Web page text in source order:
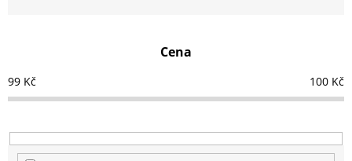
o
d
k
t
Cena
99 Kč 100 Kč